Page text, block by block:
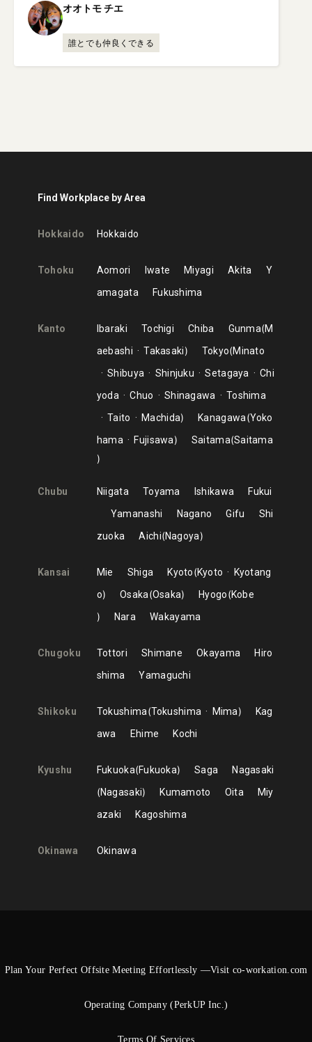
オオトモチエ
誰とでも仲良くできる
Find Workplace by Area
Hokkaido Hokkaido
Tohoku Aomori Iwate Miyagi Akita
Y
amagata
Fukushima
Kanto Ibaraki Tochigi Chiba Gunma M
aebashi
Takasaki Tokyo Minato
Shibuya
Shinjuku Setagaya
Chi
yoda
Chuo Shinagawa
Toshima
Taito
Machida Kanagawa Yoko
hama
Fujisawa Saitama Saitama
Chubu Niigata Toyama Ishikawa
Fukui
Yamanashi
Nagano Gifu
Shi
zuoka
Aichi Nagoya
Kansai Mie Shiga Kyoto Kyoto
Kyotang
o
Osaka Osaka Hyogo Kobe
Nara
Wakayama
Chugoku Tottori Shimane Okayama
Hiro
shima
Yamaguchi
Shikoku Tokushima Tokushima Mima
Kag
awa
Ehime Kochi
Kyushu Fukuoka Fukuoka Saga
Nagasaki
Nagasaki
Kumamoto Oita
Miy
azaki
Kagoshima
Okinawa Okinawa
Plan Your Perfect Offsite Meeting Effortlessly —Visit co-workation.com
Operating Company (PerkUP Inc.)
Terms Of Services